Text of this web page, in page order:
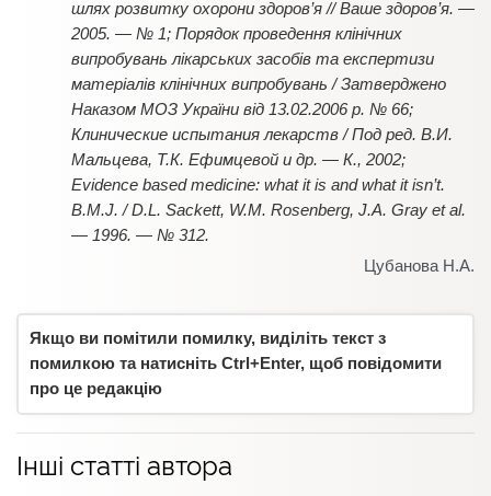
шлях розвитку охорони здоров’я // Ваше здоров’я. —
2005. — № 1; Порядок проведення клінічних
випробувань лікарських засобів та експертизи
матеріалів клінічних випробувань / Затверджено
Наказом МОЗ України від 13.02.2006 р. № 66;
Клинические испытания лекарств / Под ред. В.И.
Мальцева, Т.К. Ефимцевой и др. — К., 2002;
Evidence based medicine: what it is and what it isn’t.
B.M.J./ D.L. Sackett, W.M. Rosenberg, J.A. Gray et al.
— 1996. — № 312.
Цубанова Н.А.
Якщо ви помітили помилку, виділіть текст з
помилкою та натисніть Ctrl+Enter, щоб повідомити
про це редакцію
Інші статті автора